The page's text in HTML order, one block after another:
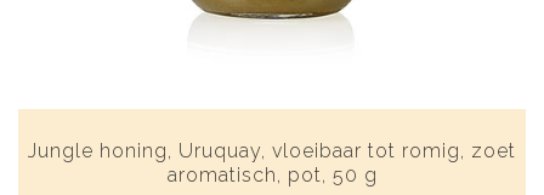
Jungle honing, Uruquay, vloeibaar tot romig, zoet
aromatisch, pot, 50 g